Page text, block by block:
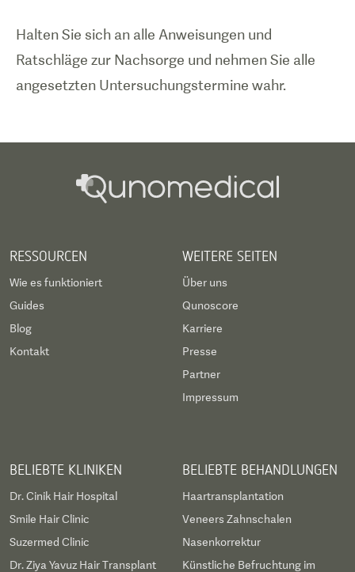
Halten Sie sich an alle Anweisungen und
Ratschläge zur Nachsorge und nehmen Sie alle
angesetzten Untersuchungstermine wahr.
RESSOURCEN
Wie es funktioniert
Guides
Blog
Kontakt
WEITERE SEITEN
Über uns
Qunoscore
Karriere
Presse
Partner
Impressum
BELIEBTE KLINIKEN
Dr. Cinik Hair Hospital
Smile Hair Clinic
Suzermed Clinic
Dr. Ziya Yavuz Hair Transplant
BELIEBTE BEHANDLUNGEN
Haartransplantation
Veneers Zahnschalen
Nasenkorrektur
Künstliche Befruchtung im